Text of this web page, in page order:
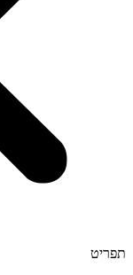
תפריט